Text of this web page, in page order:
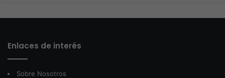
Enlaces de interés
Sobre Nosotros